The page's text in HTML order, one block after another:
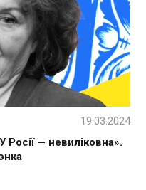
Росії — невиліковна».
19.03.2024